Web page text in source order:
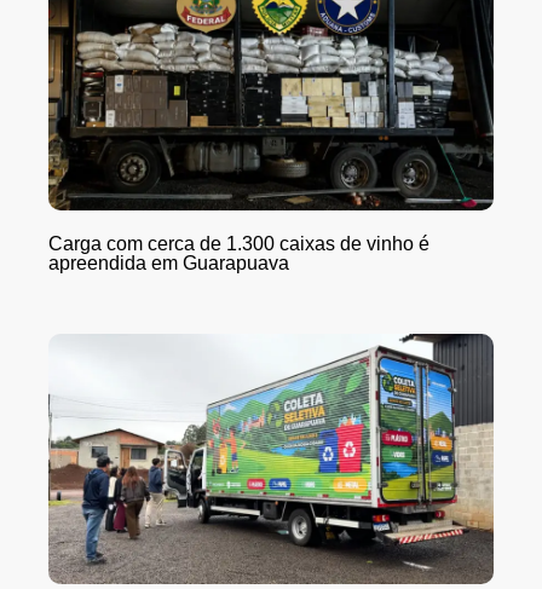
Carga com cerca de 1.300 caixas de vinho é
apreendida em Guarapuava